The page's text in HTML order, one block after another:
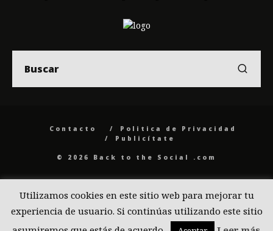
Contacto
Politica de Privacidad
Publicítate
© 2026 Back to the Social .com
Utilizamos cookies en este sitio web para mejorar tu
experiencia de usuario. Si continúas utilizando este sitio